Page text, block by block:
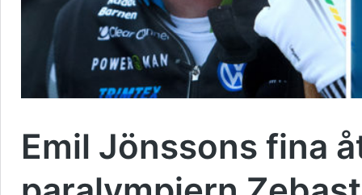
Emil Jönssons fina